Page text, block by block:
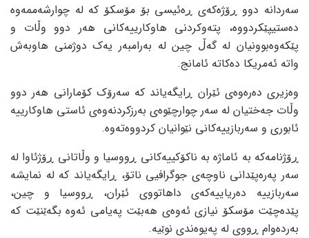
سەردانە دوو ڕۆژەکەی ڕەئیسی بۆ مۆسکۆ کە لە چوارشەممەوە
دەستیپێکردووە، پتەوکردنی هاوکارییەکانی هەر دوو وڵات و
پێکەوەبوونیان لە گەڵ چین لە بەرامبەر یەک دوژمنی هاوبەش
واتە ئەمریکا دەکاتە ئامانج.
وەزیری دەرەوەی ئێران ڕایگەیاند کە سەرۆک کۆمارانی هەر دوو
وڵات جەختیان لە سەر چوارچێوەی بەرزکردنەوەی ئاستی هاوکارییە
ئابوری و سەربازییەکانی نێوانیان کردووەتەوە.
ڕۆژنامەکە بە ئاماژە بە ناکۆکییەکانی ڕووسیا و وڵاتانی ڕۆژئاوا لە
سەر پەرەپێدانی ناوچەی جوگرافیی ناتۆ، ڕایگەیاند کە لە نمایشە
سەربازییە دەریاییەکەی داهاتووی ئێران، ڕووسیا و چین،
پێدەچێت مۆسکۆ نیازی ئەوەی هەبێت پەیامی ئەوە بگەێنێت کە
بەردەوام ڕووی لە پەیوەندی نوێیە.